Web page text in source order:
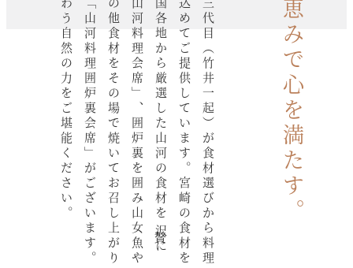
亭主である三代目（竹井一起）が食材選びから料理
まで、心を込めてご提供しています。宮崎の食材を
はじめ、全国各地から厳選した山河の食材を贅沢に
使用した「山河料理会席」、囲炉裏を囲み山女魚や
宮崎牛、その他食材をその場で焼いてお召し上がり
いただける「山河料理囲炉裏会席」がございます。
山間部で味わう自然の力をご堪能ください。 山河の恵みで心を満たす。